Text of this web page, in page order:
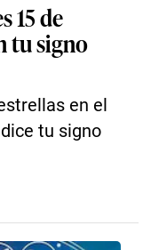
15 de
tu signo
en el
tu signo